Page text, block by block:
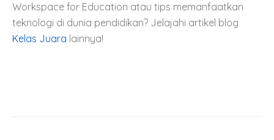
Workspace for Education atau tips memanfaatkan
teknologi di dunia pendidikan? Jelajahi artikel blog
Kelas Juara lainnya!